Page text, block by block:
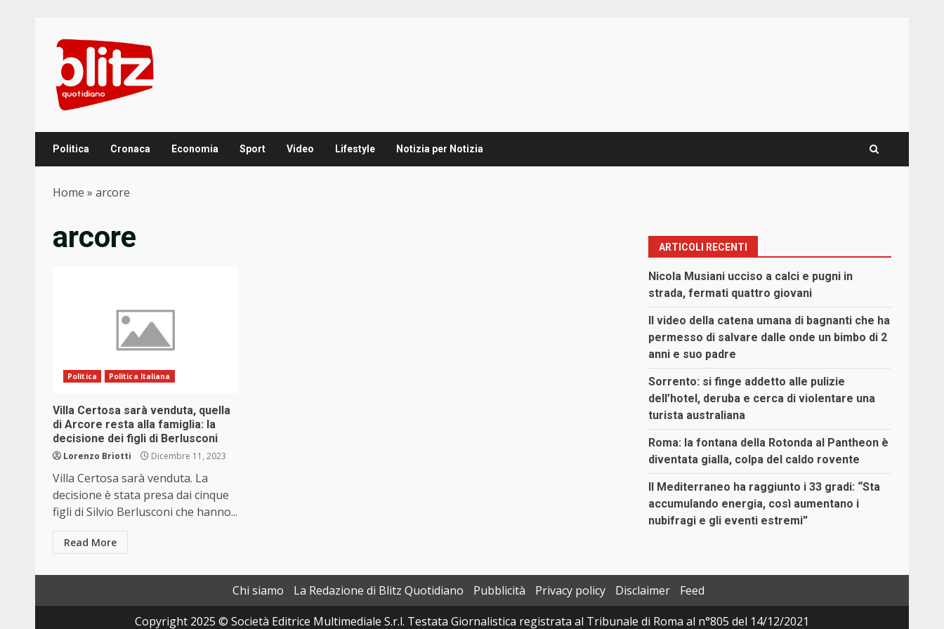
content
Politica Cronaca Economia Sport Video Lifestyle Notizia per Notizia
Home » arcore
arcore
Politica Politica Italiana
Villa Certosa sarà venduta, quella
di Arcore resta alla famiglia: la
decisione dei figli di Berlusconi
Lorenzo Briotti Dicembre 11, 2023
Villa Certosa sarà venduta. La
decisione è stata presa dai cinque
figli di Silvio Berlusconi che hanno...
Read More
ARTICOLI RECENTI
Nicola Musiani ucciso a calci e pugni in
strada, fermati quattro giovani
Il video della catena umana di bagnanti che ha
permesso di salvare dalle onde un bimbo di 2
anni e suo padre
Sorrento: si finge addetto alle pulizie
dell’hotel, deruba e cerca di violentare una
turista australiana
Roma: la fontana della Rotonda al Pantheon è
diventata gialla, colpa del caldo rovente
Il Mediterraneo ha raggiunto i 33 gradi: “Sta
accumulando energia, così aumentano i
nubifragi e gli eventi estremi”
Chi siamo La Redazione di Blitz Quotidiano Pubblicità Privacy policy Disclaimer
Feed
Copyright 2025 © Società Editrice Multimediale S.r.l. Testata Giornalistica registrata al Tribunale di Roma al n°805 del 14/12/2021